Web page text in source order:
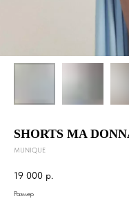
SHORTS MA
MUNIQUE
19 000 р.
Размер